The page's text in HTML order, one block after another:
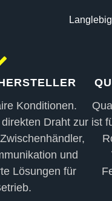
Konditionen.
Draht zur
und
Lösungen für
ist